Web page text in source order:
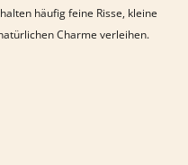
häufig feine Risse, kleine
Charme verleihen.